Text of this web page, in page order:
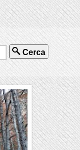
Cerca